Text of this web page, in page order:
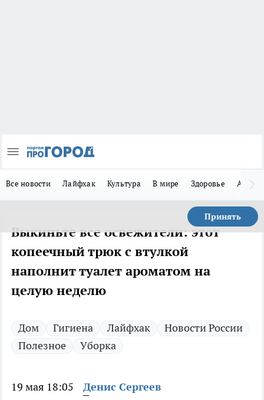
Все новости Лайфхак Культура В мире Здоровье Авто
Принять
Выкиньте все освежители: этот
копеечный трюк с втулкой
наполнит туалет ароматом на
целую неделю
Дом Гигиена Лайфхак
Новости России
Полезное
Уборка
19 мая 18:05 Денис Сергеев